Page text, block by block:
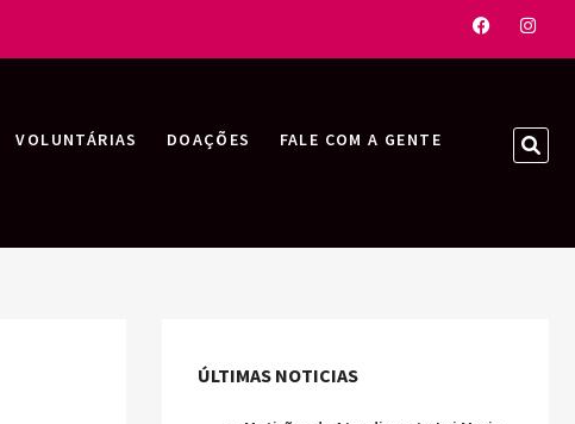
Facebook
VOLUNTÁRIAS DOAÇÕES FALE COM A GENTE
…
ÚLTIMAS NOTICIAS